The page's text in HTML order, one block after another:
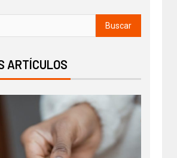
ARTÍCULOS